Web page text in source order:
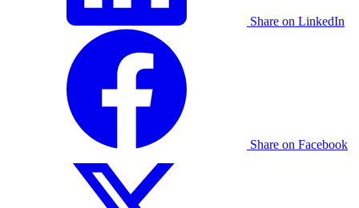
Share on LinkedIn
Share on Facebook